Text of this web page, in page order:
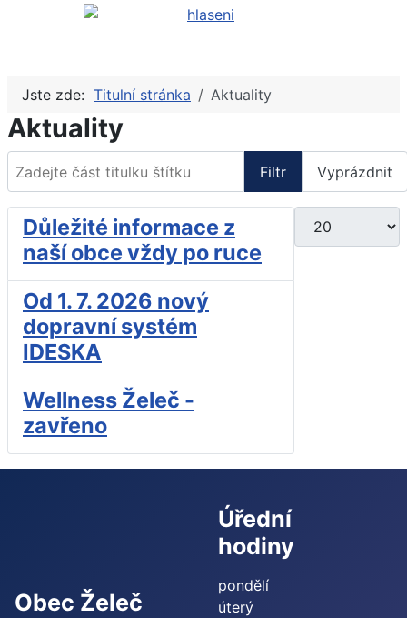
Jste zde: Titulní stránka Aktuality
Aktuality
Zadejte část titulku štítku
Filtr Vyprázdnit
Počet zobrazení
Důležité informace z
naší obce vždy po ruce
Od 1. 7. 2026 nový
dopravní systém
IDESKA
Wellness Želeč -
zavřeno
Obec Želeč
Úřední
hodiny
pondělí
úterý